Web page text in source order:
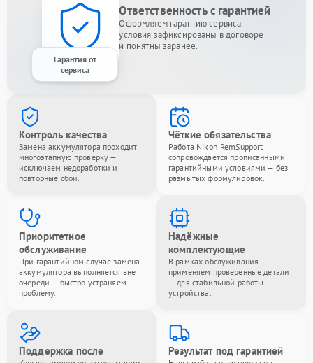
Гарантия от
сервиса
Ответственность с гарантией
Оформляем гарантию сервиса —
условия зафиксированы в договоре
и понятны заранее.
Контроль качества
Замена аккумулятора проходит
многоэтапную проверку —
исключаем недоработки и
повторные сбои.
Чёткие обязательства
Работа Nikon RemSupport
сопровождается прописанными
гарантийными условиями — без
размытых формулировок.
Приоритетное
обслуживание
При гарантийном случае замена
аккумулятора выполняется вне
очереди — быстро устраняем
проблему.
Надёжные
комплектующие
В рамках обслуживания
применяем проверенные детали
— для стабильной работы
устройства.
Поддержка после Результат под гарантией